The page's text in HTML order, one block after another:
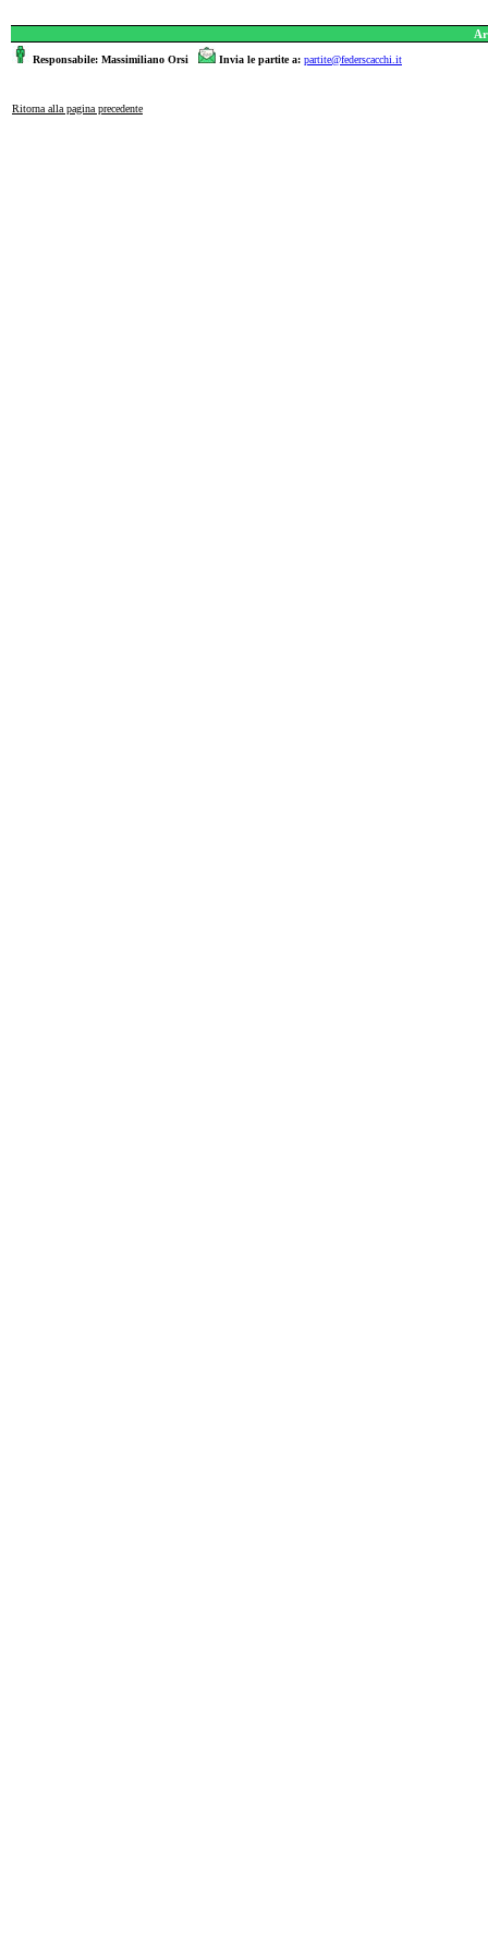
Responsabile: Massimiliano Orsi Invia le partite a: partite@federscacchi.it
Ritorna alla pagina precedente